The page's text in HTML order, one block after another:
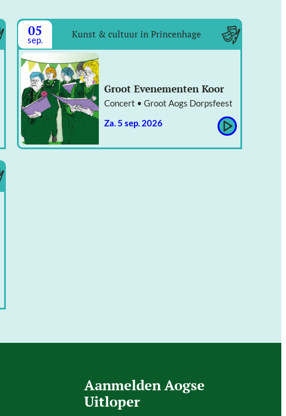
05
sep. Kunst & cultuur in Princenhage
Groot Evenementen Koor
Concert • Groot Aogs Dorpsfeest
za. 5 sep. 2026
Aanmelden Aogse
Uitloper